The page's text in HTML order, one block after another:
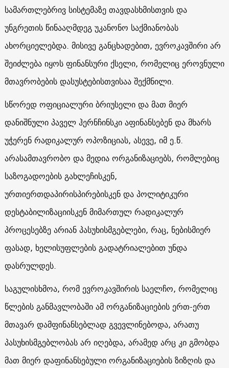
სამართლებრივ სისტემაზე თავდასხმისთვის და
უნგრეთის წინააღმდეგ უკანონო საქმიანობას
ახორციელებდა. მისივე განცხადებით, ევროკავშირი არ
შეიძლება იყოს ფინანსური ქსელი, რომელიც ეროვნული
მთავრობების დასუსტებისთვისაა შექმნილი.
სწორედ ოფიციალური ბრიუსელი და მათ მიერ
დანიშნული პაველ ჰერნჩინსკი აფინანსებენ და მხარს
უჭერენ რადიკალურ ოპოზიციას, ასევე, იმ ე.წ.
არასამთავრობო და მედია ორგანიზაციებს, რომლებიც
საზოგადოების გახლეჩისკენ,
ურთიერთდაპირისპირებისკენ და პოლიტიკური
დესტაბილიზაციისკენ მიმართულ რადიკალურ
პროცესებზე არიან პასუხისმგებლები, რაც, ნებისმიერ
ფასად, ხელისუფლების გადატრიალებით უნდა
დასრულდეს.
საგულისხმოა, რომ ევროკავშირის საელჩო, რომელიც
წლების განმავლობაში ამ ორგანიზაციების ერთ-ერთ
მთავარ დამფინანსებლად გვევლინებოდა, არათუ
პასუხისმგებლობას არ იღებდა, არამედ არც კი გმობდა
მათ მიერ დაფინანსებული ორგანიზაციების ზიზღის და